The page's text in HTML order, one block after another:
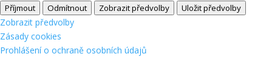
Příjmout Odmítnout Zobrazit předvolby Uložit předvolby
Zobrazit předvolby
Zásady cookies
Prohlášení o ochraně osobních údajů